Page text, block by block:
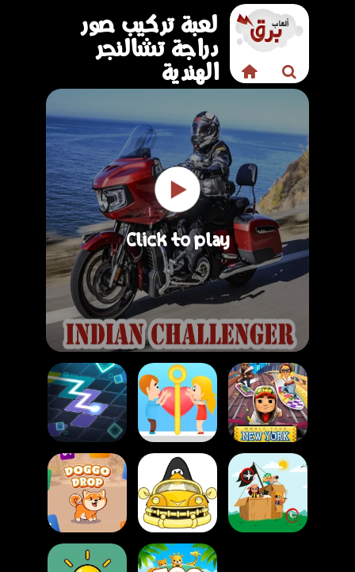
لعبة تركيب صور
دراجة تشالنجر
الهندية
Click to play
لعبة خط الضوء
لعبة فك الشفرات:
قصة الحب
صب واي سيرفرس نيو
يورك